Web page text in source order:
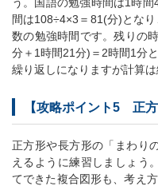
間は108÷4×3＝81(分)とな
数の勉強時間です。残りの
分＋1時間21分)＝2時間1分と
繰り返しになりますが計算
【攻略ポイント5 正
正方形や長方形の「まわり
えるように練習しましょう
てできた複合図形も、考え